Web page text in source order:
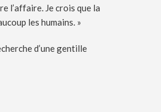
l’affaire. Je crois que la
les humains. »
d’une gentille